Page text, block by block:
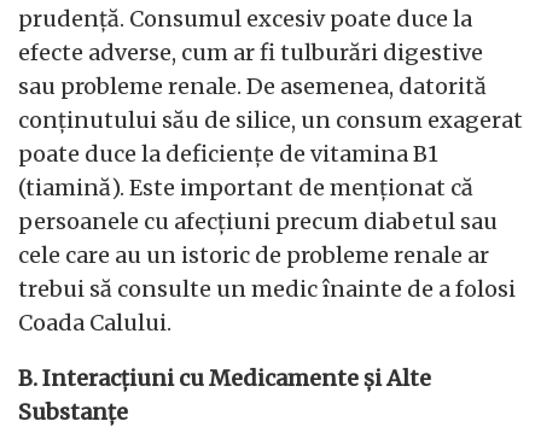
prudență. Consumul excesiv poate duce la
efecte adverse, cum ar fi tulburări digestive
sau probleme renale. De asemenea, datorită
conținutului său de silice, un consum exagerat
poate duce la deficiențe de vitamina B1
(tiamină). Este important de menționat că
persoanele cu afecțiuni precum diabetul sau
cele care au un istoric de probleme renale ar
trebui să consulte un medic înainte de a folosi
Coada Calului.
B. Interacțiuni cu Medicamente și Alte
Substanțe